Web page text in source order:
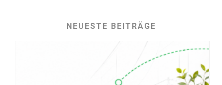
NEUESTE BEITRÄGE